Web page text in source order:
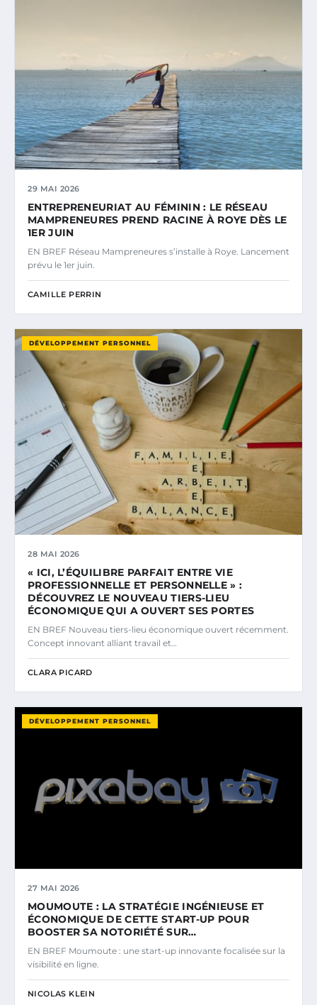
29 MAI 2026
ENTREPRENEURIAT AU FÉMININ : LE RÉSEAU
MAMPRENEURES PREND RACINE À ROYE DÈS LE
1ER JUIN
EN BREF Réseau Mampreneures s’installe à Roye. Lancement
prévu le 1er juin.
CAMILLE PERRIN
DÉVELOPPEMENT PERSONNEL
28 MAI 2026
« ICI, L’ÉQUILIBRE PARFAIT ENTRE VIE
PROFESSIONNELLE ET PERSONNELLE » :
DÉCOUVREZ LE NOUVEAU TIERS-LIEU
ÉCONOMIQUE QUI A OUVERT SES PORTES
EN BREF Nouveau tiers-lieu économique ouvert récemment.
Concept innovant alliant travail et…
CLARA PICARD
DÉVELOPPEMENT PERSONNEL
27 MAI 2026
MOUMOUTE : LA STRATÉGIE INGÉNIEUSE ET
ÉCONOMIQUE DE CETTE START-UP POUR
BOOSTER SA NOTORIÉTÉ SUR…
EN BREF Moumoute : une start-up innovante focalisée sur la
visibilité en ligne.
NICOLAS KLEIN